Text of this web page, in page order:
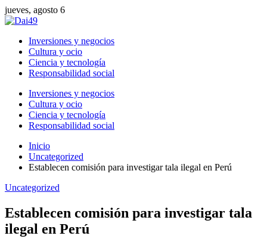
jueves, agosto 6
Inversiones y negocios
Cultura y ocio
Ciencia y tecnología
Responsabilidad social
Inversiones y negocios
Cultura y ocio
Ciencia y tecnología
Responsabilidad social
Inicio
Uncategorized
Establecen comisión para investigar tala ilegal en Perú
Uncategorized
Establecen comisión para investigar tala
ilegal en Perú